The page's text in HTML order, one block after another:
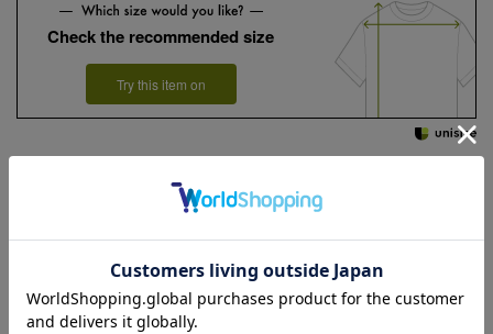
Check the recommended size
Try this item on
商品詳細